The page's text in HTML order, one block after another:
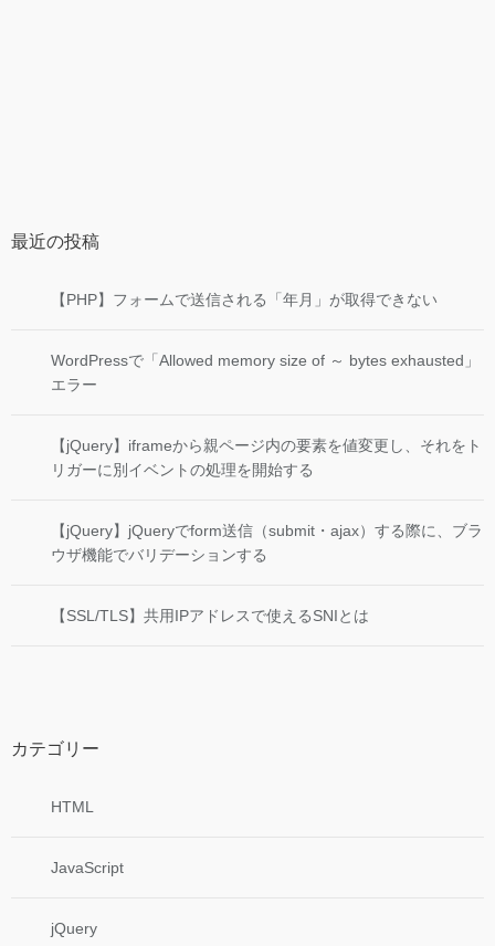
最近の投稿
【PHP】フォームで送信される「年月」が取得できない
WordPressで「Allowed memory size of ～ bytes exhausted」
エラー
【jQuery】iframeから親ページ内の要素を値変更し、それをト
リガーに別イベントの処理を開始する
【jQuery】jQueryでform送信（submit・ajax）する際に、ブラ
ウザ機能でバリデーションする
【SSL/TLS】共用IPアドレスで使えるSNIとは
カテゴリー
HTML
JavaScript
jQuery